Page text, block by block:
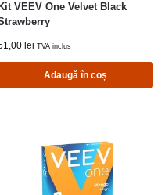
Kit VEEV One Velvet Black
lei TVA inclus
Adaugă în coș